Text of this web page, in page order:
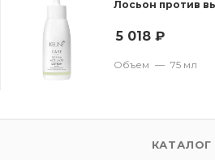
Лосьон против
5 018 ₽
Объем — 75 мл
КАТАЛОГ